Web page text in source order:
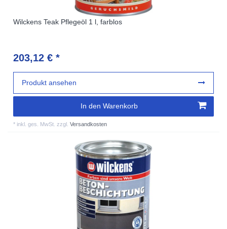
Wilckens Teak Pflegeöl 1 l, farblos
203,12 € *
In den Warenkorb
* inkl. ges. MwSt. zzgl.Versandkosten
Produkt ansehen